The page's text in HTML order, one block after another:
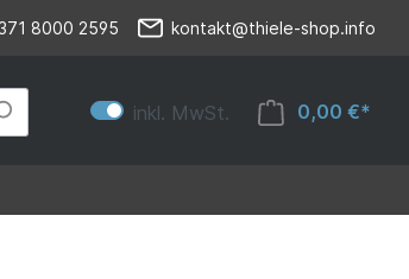
8000 2595 kontakt@thiele-shop.info
inkl. MwSt. 0,00 €*